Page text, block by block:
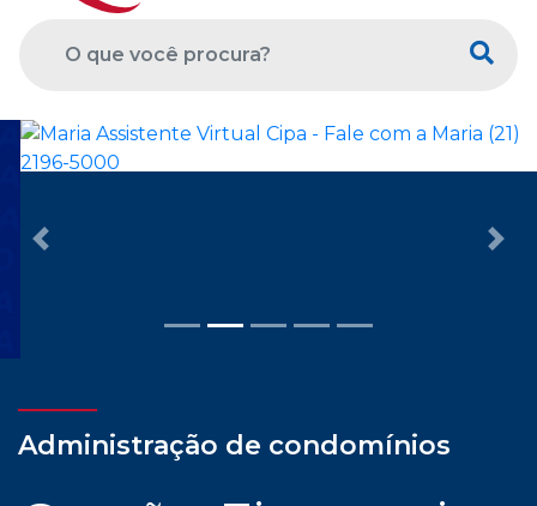
Previous
Gestão Financeira
Completa e
Digital